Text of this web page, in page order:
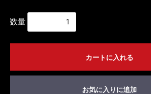
数量
カートに入れる
お気に入りに追加